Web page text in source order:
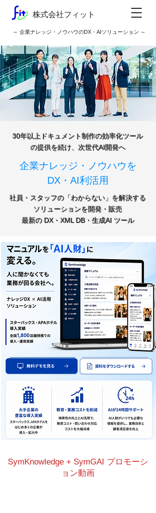
株式会社フィット
​～ 企業ナレッジ・ノウハウのDX・AIソリューション ～
30年以上ドキュメント制作の効率化ツール
の提供を続け、次世代AI開発へ
企業ナレッジ・ノウハウを
DX・AI利活用
​社員・スタッフの「わからない」を解決する
ソリューションを開発・販売
最新の DX・XML DB・生成AI ツール
SymKnowledge + SymGAI プロモーシ
ョン動画